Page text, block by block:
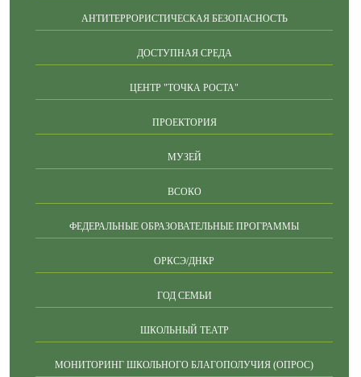
АНТИТЕРРОРИСТИЧЕСКАЯ БЕЗОПАСНОСТЬ
ДОСТУПНАЯ СРЕДА
ЦЕНТР "ТОЧКА РОСТА"
ПРОЕКТОРИЯ
МУЗЕЙ
ВСОКО
ФЕДЕРАЛЬНЫЕ ОБРАЗОВАТЕЛЬНЫЕ ПРОГРАММЫ
ОРКСЭ/ДНКР
ГОД СЕМЬИ
ШКОЛЬНЫЙ ТЕАТР
МОНИТОРИНГ ШКОЛЬНОГО БЛАГОПОЛУЧИЯ (ОПРОС)